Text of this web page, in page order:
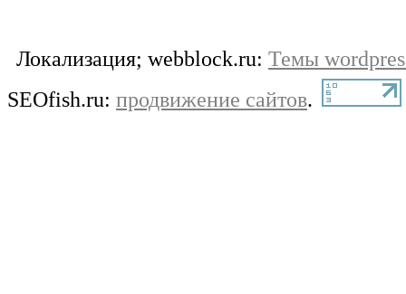
Локализация; webblock.ru: Темы
SEOfish.ru: продвижение сайтов.